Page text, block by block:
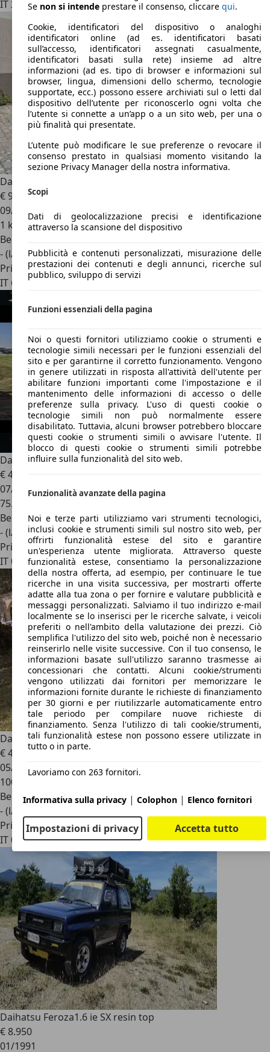
IT 29010 Rottofreno
Daihatsu Feroza
€ 9.000
09/1990
1 km
Benzina
- (l/100 km)
Privato
IT 65023
Caramanico Terme
Daihatsu Feroza1.6 DX soft top
€ 4.900
07/1991
75.000 km
Benzina
- (l/100 km)
Privato
IT 00131Roma
Daihatsu FerozaFeroza 1.6i Must resin top
€ 4.000
05/1990
100.000 km
Benzina
- (l/100 km)
Privato
IT 06063Magione
Daihatsu Feroza1.6 ie SX resin top
€ 8.950
01/1991
Se non si intende prestare il consenso, cliccare qui.
Cookie, identificatori del dispositivo o analoghi
identificatori online (ad es. identificatori basati
sull’accesso, identificatori assegnati casualmente,
identificatori basati sulla rete) insieme ad altre
informazioni (ad es. tipo di browser e informazioni sul
browser, lingua, dimensioni dello schermo, tecnologie
supportate, ecc.) possono essere archiviati sul o letti dal
dispositivo dell’utente per riconoscerlo ogni volta che
l’utente si connette a un’app o a un sito web, per una o
più finalità qui presentate.
L’utente può modificare le sue preferenze o revocare il
consenso prestato in qualsiasi momento visitando la
sezione Privacy Manager della nostra informativa.
Scopi
Dati di geolocalizzazione precisi e identificazione
attraverso la scansione del dispositivo
Pubblicità e contenuti personalizzati, misurazione delle
prestazioni dei contenuti e degli annunci, ricerche sul
pubblico, sviluppo di servizi
Funzioni essenziali della pagina
Noi o questi fornitori utilizziamo cookie o strumenti e
tecnologie simili necessari per le funzioni essenziali del
sito e per garantirne il corretto funzionamento. Vengono
in genere utilizzati in risposta all'attività dell'utente per
abilitare funzioni importanti come l'impostazione e il
mantenimento delle informazioni di accesso o delle
preferenze sulla privacy. L'uso di questi cookie o
tecnologie simili non può normalmente essere
disabilitato. Tuttavia, alcuni browser potrebbero bloccare
questi cookie o strumenti simili o avvisare l'utente. Il
blocco di questi cookie o strumenti simili potrebbe
influire sulla funzionalità del sito web.
Funzionalità avanzate della pagina
Noi e terze parti utilizziamo vari strumenti tecnologici,
inclusi cookie e strumenti simili sul nostro sito web, per
offrirti funzionalità estese del sito e garantire
un'esperienza utente migliorata. Attraverso queste
funzionalità estese, consentiamo la personalizzazione
della nostra offerta, ad esempio, per continuare le tue
ricerche in una visita successiva, per mostrarti offerte
adatte alla tua zona o per fornire e valutare pubblicità e
messaggi personalizzati. Salviamo il tuo indirizzo e-mail
localmente se lo inserisci per le ricerche salvate, i veicoli
preferiti o nell'ambito della valutazione dei prezzi. Ciò
semplifica l'utilizzo del sito web, poiché non è necessario
reinserirlo nelle visite successive. Con il tuo consenso, le
informazioni basate sull'utilizzo saranno trasmesse ai
concessionari che contatti. Alcuni cookie/strumenti
vengono utilizzati dai fornitori per memorizzare le
informazioni fornite durante le richieste di finanziamento
per 30 giorni e per riutilizzarle automaticamente entro
tale periodo per compilare nuove richieste di
finanziamento. Senza l'utilizzo di tali cookie/strumenti,
tali funzionalità estese non possono essere utilizzate in
tutto o in parte.
Lavoriamo con 263 fornitori.
Informativa sulla privacy | Colophon | Elenco fornitori
Impostazioni di privacy Accetta tutto